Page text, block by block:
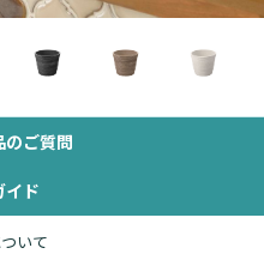
のご質問
イド
いて